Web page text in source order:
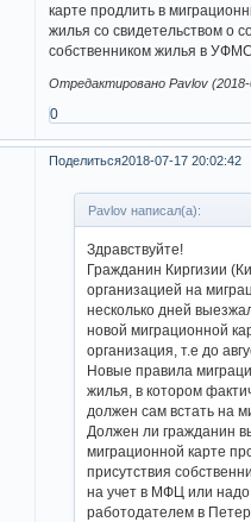
карте продлить в
жилья со свидетельством о
собственником жилья в
Отредактировано Pavlov (2018-
0
Поделиться2018-07-17 20:02:42
Pavlov написал(а):
Здравствуйте!
Гражданин Киргизии
организацией на
несколько дней
новой миграционной
организация, т.е до
Новые правила
жилья, в котором
должен сам встать на
Должен ли гражданин
миграционной карте
присутствия
на учет в МФЦ или надо
работодателем в